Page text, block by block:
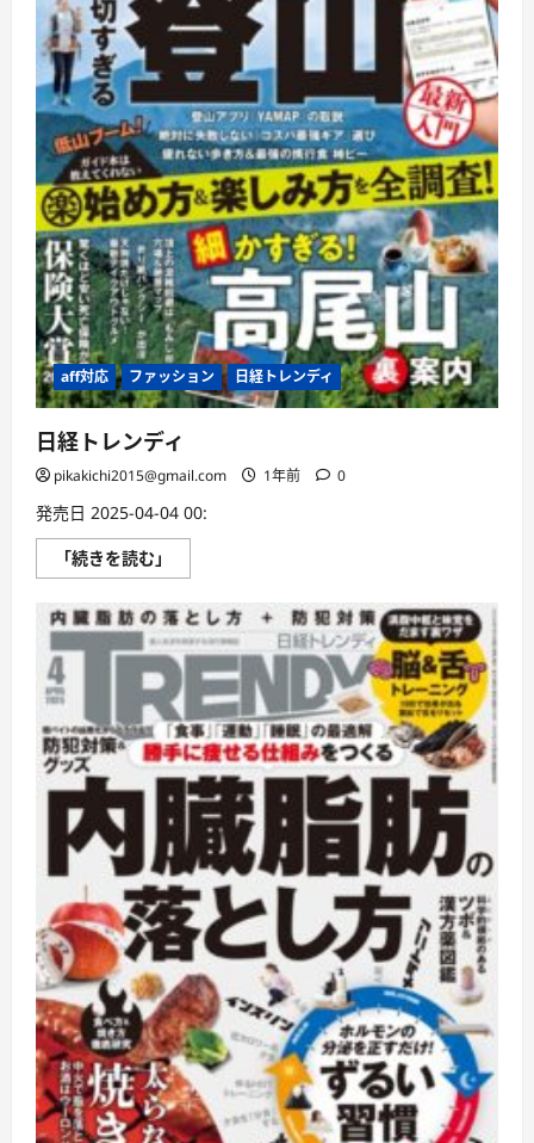
aff対応 ファッション 日経トレンディ
日経トレンディ
pikakichi2015@gmail.com 1年前 0
発売日 2025-04-04 00:
「続きを読む」
経
レ
ン
デ
ィ
に
つ
い
て
さ
ら
に
読
む